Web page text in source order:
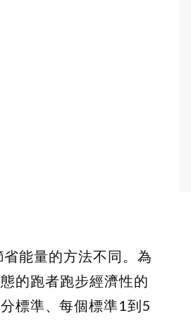
能量的方法不同。為
的跑者跑步經濟性的
標準、每個標準1到5